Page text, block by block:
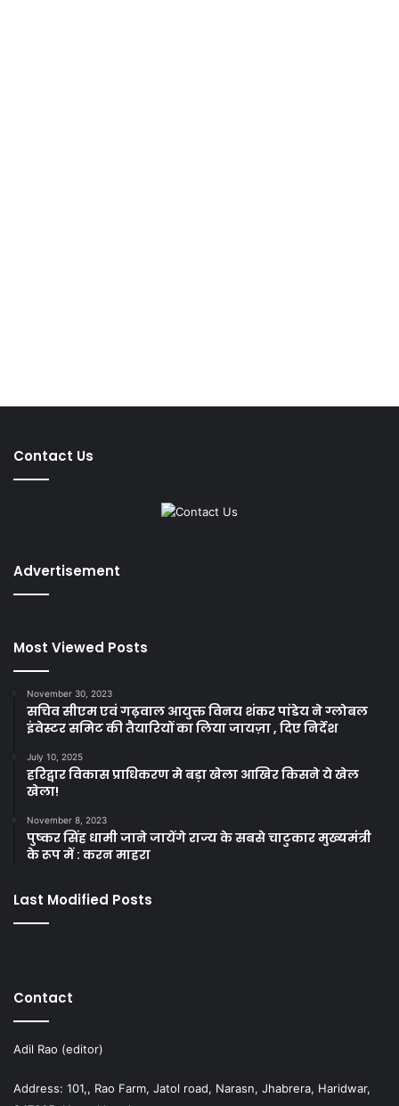
Contact Us
Advertisement
Most Viewed Posts
November 30, 2023
सचिव सीएम एवं गढ़वाल आयुक्त विनय शंकर पांडेय ने ग्लोबल
इंवेस्टर समिट की तैयारियों का लिया जायज़ा , दिए निर्देश
July 10, 2025
हरिद्वार विकास प्राधिकरण मे बड़ा खेला आखिर किसने ये खेल
खेला!
November 8, 2023
पुष्कर सिंह धामी जाने जायेंगे राज्य के सबसे चाटुकार मुख्यमंत्री
के रूप में : करन माहरा
Last Modified Posts
Contact
Adil Rao (editor)
Address: 101,, Rao Farm, Jatol road, Narasn, Jhabrera, Haridwar,